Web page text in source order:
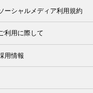
ーシャルメディア利用規約
利用に際して
用情報